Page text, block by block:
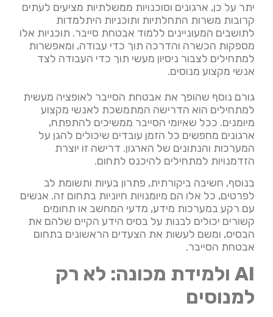
יתר על כן, ארגונים וסוכנויות ממשלתיות מציעים לעתים
קרובות משרות התחלתיות ותוכניות היתלמדות
לתושבים המעוניינים ללמוד אבטחת סייבר. תוכניות אלו
מספקות הכשרה והדרכה תוך כדי עבודה, ומאפשרות
למתחילים לצבור ניסיון מעשי תוך כדי העבודה לצד
אנשי מקצוע מנוסים.
גורם נוסף שהופך את אבטחת הסייבר לאופציה מעשית
למתחילים הוא הדרישה המתמשכת לאנשי מקצוע
מיומנים. ככל שאיומי הסייבר ממשיכים להתפתח,
ארגונים מחפשים כל הזמן עובדים שיכולים להגן על
המערכות והנתונים של הארגון. דרישה זו יוצרת
הזדמנויות למתחילים להיכנס לתחום.
בנוסף, חשיבה ביקורתית, פתרון בעיות ותשומת לב
לפרטים, כל אלו הם מיומנויות חיוניות בתחום זה. אנשים
עם רקע במערכות מידע, מדעי המחשב או תחומים
קשורים יכולים לבנות על בסיס הידע הקיים שלהם את
הבסיס, ומשם לעשות את הצעדים הראשונים בתחום
אבטחת הסייבר.
AI ולמידת מכונה: לא רק
למנוסים